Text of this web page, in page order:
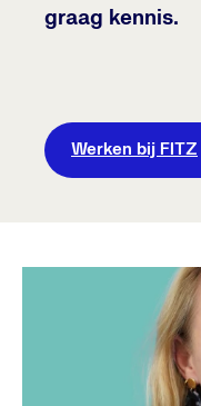
graag kennis.
Werken bij FITZ